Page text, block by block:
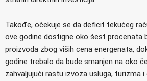
Takođe, očekuje se da deficit tekućeg
ove godine dostigne oko šest procenata
proizvoda zbog viših cena energenata,
godine trebalo da bude smanjen na oko
zahvaljujući rastu izvoza usluga, turizma